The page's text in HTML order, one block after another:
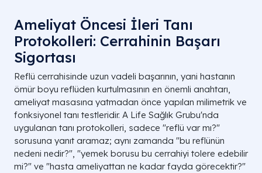
Ameliyat Öncesi İleri Tanı
Protokolleri: Cerrahinin Başarı
Sigortası
Reflü cerrahisinde uzun vadeli başarının, yani hastanın
ömür boyu reflüden kurtulmasının en önemli anahtarı,
ameliyat masasına yatmadan önce yapılan milimetrik ve
fonksiyonel tanı testleridir. A Life Sağlık Grubu'nda
uygulanan tanı protokolleri, sadece "reflü var mı?"
sorusuna yanıt aramaz; aynı zamanda "bu reflünün
nedeni nedir?", "yemek borusu bu cerrahiyi tolere edebilir
mi?" ve "hasta ameliyattan ne kadar fayda görecektir?"